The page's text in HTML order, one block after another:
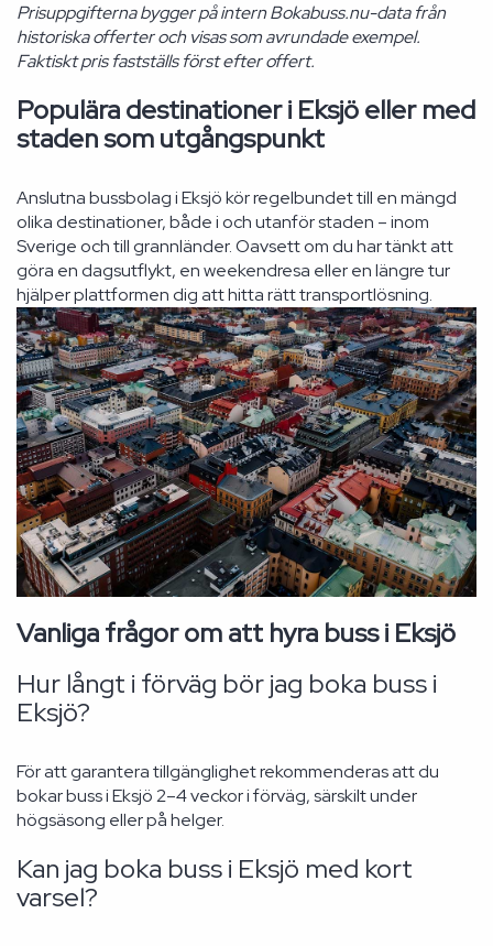
Prisuppgifterna bygger på intern Bokabuss.nu-data från
historiska offerter och visas som avrundade exempel.
Faktiskt pris fastställs först efter offert.
Populära destinationer i Eksjö eller med
staden som utgångspunkt
Anslutna bussbolag i Eksjö kör regelbundet till en mängd
olika destinationer, både i och utanför staden – inom
Sverige och till grannländer. Oavsett om du har tänkt att
göra en dagsutflykt, en weekendresa eller en längre tur
hjälper plattformen dig att hitta rätt transportlösning.
Vanliga frågor om att hyra buss i Eksjö
Hur långt i förväg bör jag boka buss i
Eksjö?
För att garantera tillgänglighet rekommenderas att du
bokar buss i Eksjö 2–4 veckor i förväg, särskilt under
högsäsong eller på helger.
Kan jag boka buss i Eksjö med kort
varsel?